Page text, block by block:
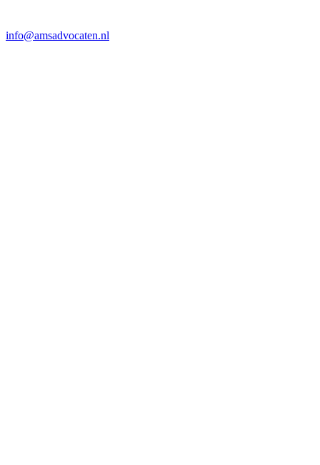
info@amsadvocaten.nl